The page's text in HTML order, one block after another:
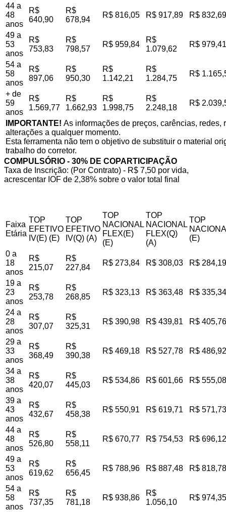
44 a
48
anos
R$
640,90
R$
678,94
R$ 816,05 R$ 917,89 R$ 832,69
49 a
53
anos
R$
753,83
R$
798,57
R$ 959,84
R$
1.079,62
R$ 979,41
54 a
58
anos
R$
897,06
R$
950,30
R$
1.142,21
R$
1.284,75
R$
+ de
59
anos
R$
1.569,77
R$
1.662,93
R$
1.998,75
R$
2.248,18
R$
IMPORTANTE! As informações de preços, carências,
alterações a qualquer momento.
Esta ferramenta não tem o objetivo de substituir o material
trabalho do corretor.
COMPULSÓRIO - 30% DE COPARTICIPAÇÃO
Taxa de Inscrição: (Por Contrato) - R$ 7,50 por vida,
acrescentar IOF de 2,38% sobre o valor total final
Faixa
Etária
TOP
EFETIVO
IV(E) (E)
TOP
EFETIVO
IV(Q) (A)
TOP
NACIONAL
FLEX(E)
(E)
TOP
NACIONAL
FLEX(Q)
(A)
TOP
(E)
0 a
18
anos
R$
215,07
R$
227,84
R$ 273,84 R$ 308,03 R$ 284,19
19 a
23
anos
R$
253,78
R$
268,85
R$ 323,13 R$ 363,48 R$ 335,34
24 a
28
anos
R$
307,07
R$
325,31
R$ 390,98 R$ 439,81 R$ 405,76
29 a
33
anos
R$
368,49
R$
390,38
R$ 469,18 R$ 527,78 R$ 486,92
34 a
38
anos
R$
420,07
R$
445,03
R$ 534,86 R$ 601,66 R$ 555,08
39 a
43
anos
R$
432,67
R$
458,38
R$ 550,91 R$ 619,71 R$ 571,73
44 a
48
anos
R$
526,80
R$
558,11
R$ 670,77 R$ 754,53 R$ 696,12
49 a
53
anos
R$
619,62
R$
656,45
R$ 788,96 R$ 887,48 R$ 818,78
54 a
58
anos
R$
737,35
R$
781,18
R$ 938,86
R$
1.056,10
R$ 974,35